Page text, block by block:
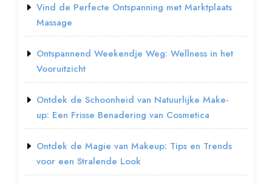
Vind de Perfecte Ontspanning met Marktplaats
Massage
Ontspannend Weekendje Weg: Wellness in het
Vooruitzicht
Ontdek de Schoonheid van Natuurlijke Make-
up: Een Frisse Benadering van Cosmetica
Ontdek de Magie van Makeup: Tips en Trends
voor een Stralende Look